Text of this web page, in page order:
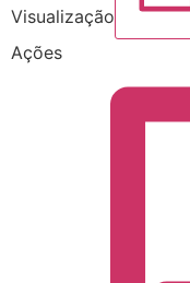
Visualização
Ações